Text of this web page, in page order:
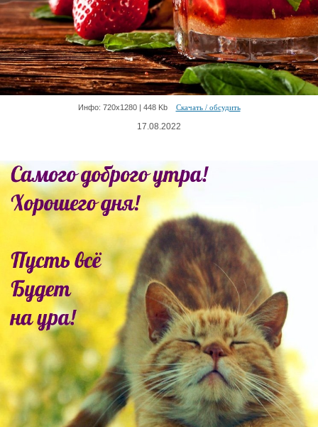
Инфо: 720х1280 | 448 Kb Скачать / обсудить
17.08.2022